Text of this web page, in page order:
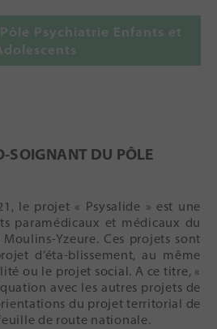
Psychiatrie Enfants et
SOIGNANT DU PÔLE
le projet « Psysalide » est une
paramédicaux et médicaux du
Yzeure. Ces projets sont
d’éta-blissement, au même
ou le projet social. A ce titre, «
avec les autres projets de
du projet territorial de
de route nationale.